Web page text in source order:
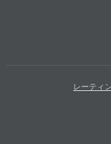
レーティ